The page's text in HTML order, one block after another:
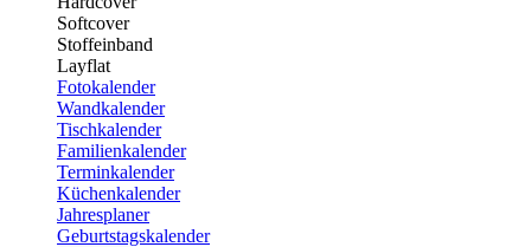
Softcover
Stoffeinband
Layflat
Fotokalender
Wandkalender
Tischkalender
Familienkalender
Terminkalender
Küchenkalender
Jahresplaner
Geburtstagskalender